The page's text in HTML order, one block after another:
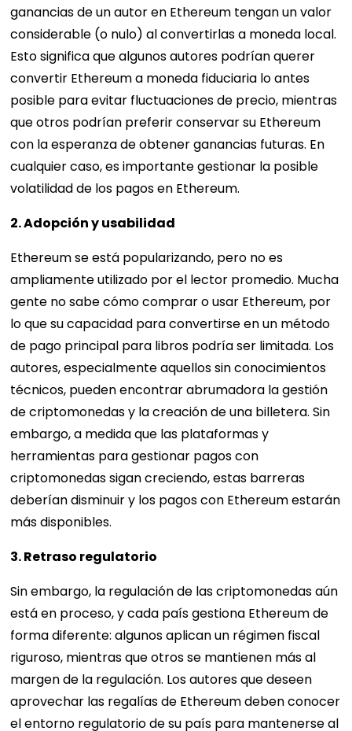
ganancias de un autor en Ethereum tengan un valor
considerable (o nulo) al convertirlas a moneda local.
Esto significa que algunos autores podrían querer
convertir Ethereum a moneda fiduciaria lo antes
posible para evitar fluctuaciones de precio, mientras
que otros podrían preferir conservar su Ethereum
con la esperanza de obtener ganancias futuras. En
cualquier caso, es importante gestionar la posible
volatilidad de los pagos en Ethereum.
2. Adopción y usabilidad
Ethereum se está popularizando, pero no es
ampliamente utilizado por el lector promedio. Mucha
gente no sabe cómo comprar o usar Ethereum, por
lo que su capacidad para convertirse en un método
de pago principal para libros podría ser limitada. Los
autores, especialmente aquellos sin conocimientos
técnicos, pueden encontrar abrumadora la gestión
de criptomonedas y la creación de una billetera. Sin
embargo, a medida que las plataformas y
herramientas para gestionar pagos con
criptomonedas sigan creciendo, estas barreras
deberían disminuir y los pagos con Ethereum estarán
más disponibles.
3. Retraso regulatorio
Sin embargo, la regulación de las criptomonedas aún
está en proceso, y cada país gestiona Ethereum de
forma diferente: algunos aplican un régimen fiscal
riguroso, mientras que otros se mantienen más al
margen de la regulación. Los autores que deseen
aprovechar las regalías de Ethereum deben conocer
el entorno regulatorio de su país para mantenerse al